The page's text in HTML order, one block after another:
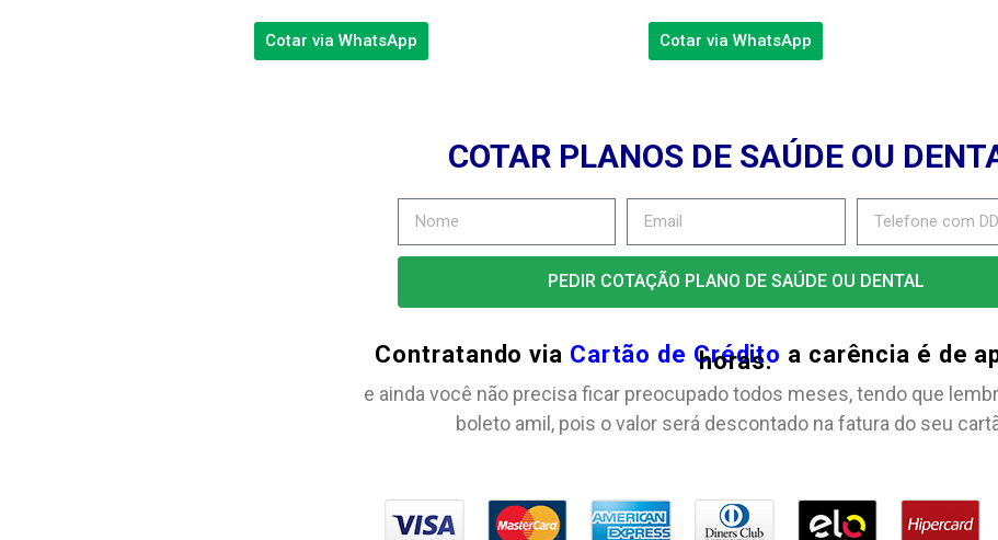
Cotar via WhatsApp Cotar via WhatsApp
COTAR PLANOS DE SAÚDE OU
PEDIR COTAÇÃO PLANO DE SAÚDE OU DENTAL
Contratando via Cartão de Crédito a carência é de
horas.
e ainda você não precisa ficar preocupado todos meses, tendo que
boleto amil, pois o valor será descontado na fatura do seu